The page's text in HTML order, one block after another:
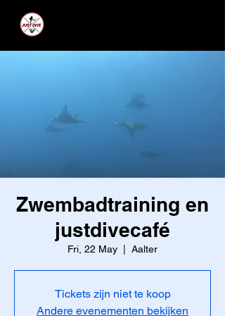
Zwembadtraining en
justdivecafé
Fri, 22 May Aalter
Tickets zijn niet te koop
Andere evenementen bekijken